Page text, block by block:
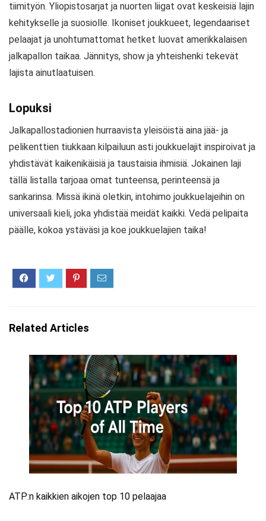
tiimityön. Yliopistosarjat ja nuorten liigat ovat keskeisiä lajin
kehitykselle ja suosiolle. Ikoniset joukkueet, legendaariset
pelaajat ja unohtumattomat hetket luovat amerikkalaisen
jalkapallon taikaa. Jännitys, show ja yhteishenki tekevät
lajista ainutlaatuisen.
Lopuksi
Jalkapallostadionien hurraavista yleisöistä aina jää- ja
pelikenttien tiukkaan kilpailuun asti joukkuelajit inspiroivat ja
yhdistävät kaikenikäisiä ja taustaisia ihmisiä. Jokainen laji
tällä listalla tarjoaa omat tunteensa, perinteensä ja
sankarinsa. Missä ikinä oletkin, intohimo joukkuelajeihin on
universaali kieli, joka yhdistää meidät kaikki. Vedä pelipaita
päälle, kokoa ystäväsi ja koe joukkuelajien taika!
Related Articles
ATP:n kaikkien aikojen top 10 pelaajaa